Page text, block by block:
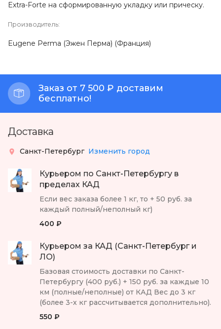
Extra-Forte на сформированную укладку или прическу.
Производитель:
Eugene Perma (Эжен Перма) (Франция)
Заказ от 7 500 ₽ доставим
бесплатно!
Доставка
Санкт-Петербург Изменить город
Курьером по Санкт-Петербургу в
пределах КАД
Если вес заказа более 1 кг, то + 50 руб. за
каждый полный/неполный кг)
400 ₽
Курьером за КАД (Санкт-Петербург и
ЛО)
Базовая стоимость доставки по Санкт-
Петербургу (400 руб.) + 150 руб. за каждые 10
км (полные/неполные) от КАД Вес до 3 кг
(более 3-х кг рассчитывается дополнительно).
550 ₽